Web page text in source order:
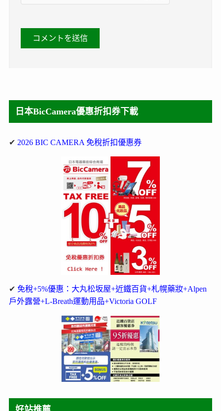
日本BicCamera優惠折扣券下載
✔ 2026 BIC CAMERA 免稅折扣優惠券
✔ 免稅+5%優惠：大丸松坂屋+近鐵百貨+札幌藥妝+Alpen
戶外露營+L-Breath運動用品+Victoria GOLF